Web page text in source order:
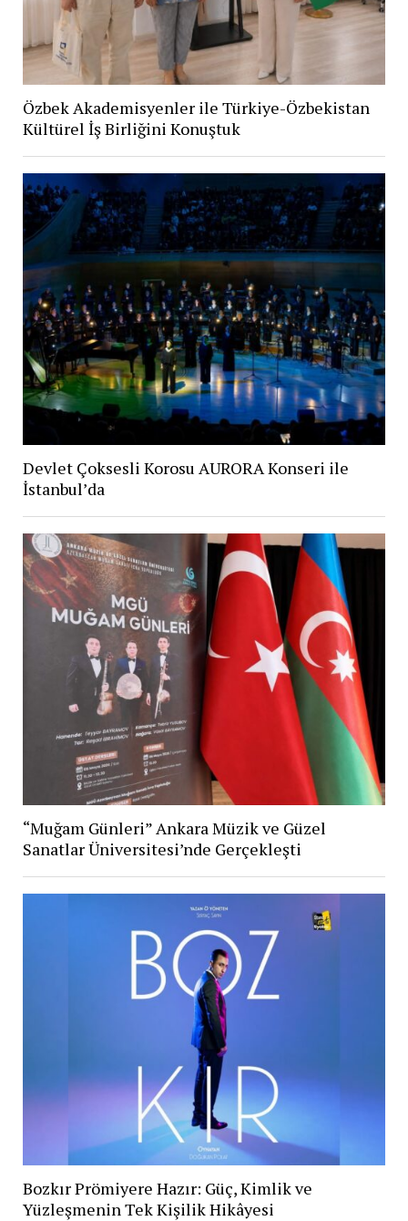
Özbek Akademisyenler ile Türkiye-Özbekistan
Kültürel İş Birliğini Konuştuk
Devlet Çoksesli Korosu AURORA Konseri ile
İstanbul’da
“Muğam Günleri” Ankara Müzik ve Güzel
Sanatlar Üniversitesi’nde Gerçekleşti
Bozkır Prömiyere Hazır: Güç, Kimlik ve
Yüzleşmenin Tek Kişilik Hikâyesi